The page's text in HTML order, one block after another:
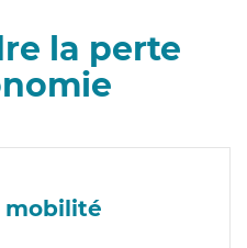
la perte
mobilité